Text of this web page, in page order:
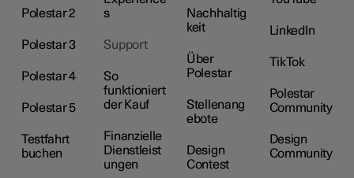
Polestar 2
Polestar 3
Polestar 4
Polestar 5
Testfahrt
buchen
s
Support
So
funktioniert
der Kauf
Finanzielle
Dienstleist
ungen
Nachhaltig
keit
Über
Polestar
Stellenang
ebote
Design
Contest
LinkedIn
TikTok
Polestar
Community
Design
Community